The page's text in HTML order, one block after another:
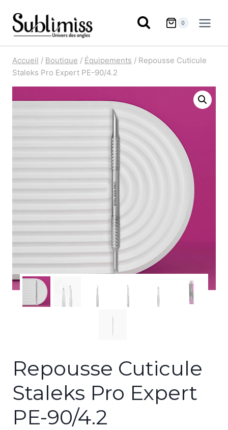
contenu
0
Accueil / Boutique / Équipements / Repousse Cuticule
Staleks Pro Expert PE-90/4.2
Repousse Cuticule
Staleks Pro Expert
PE-90/4.2